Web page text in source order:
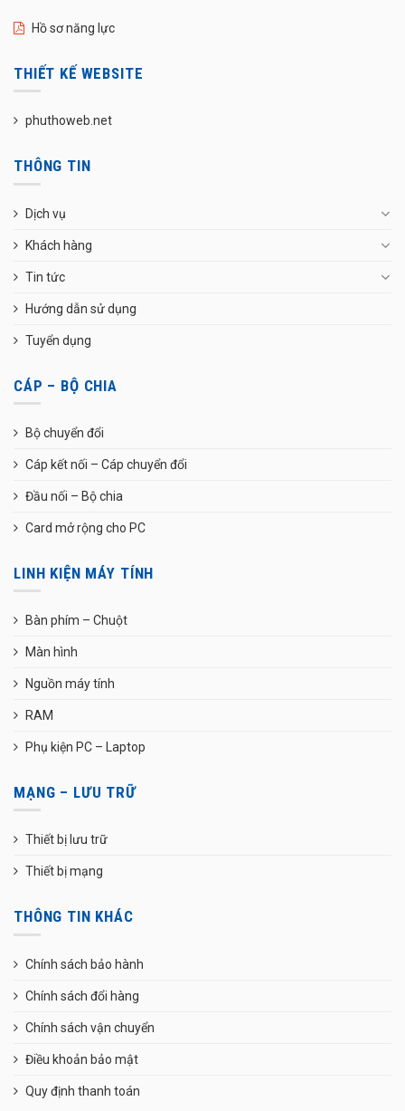
Hồ sơ năng lực
THIẾT KẾ WEBSITE
phuthoweb.net
THÔNG TIN
Dịch vụ
Khách hàng
Tin tức
Hướng dẫn sử dụng
Tuyển dụng
CÁP – BỘ CHIA
Bộ chuyển đổi
Cáp kết nối – Cáp chuyển đổi
Đầu nối – Bộ chia
Card mở rộng cho PC
LINH KIỆN MÁY TÍNH
Bàn phím – Chuột
Màn hình
Nguồn máy tính
RAM
Phụ kiện PC – Laptop
MẠNG – LƯU TRỮ
Thiết bị lưu trữ
Thiết bị mạng
THÔNG TIN KHÁC
Chính sách bảo hành
Chính sách đổi hàng
Chính sách vận chuyển
Điều khoản bảo mật
Quy định thanh toán